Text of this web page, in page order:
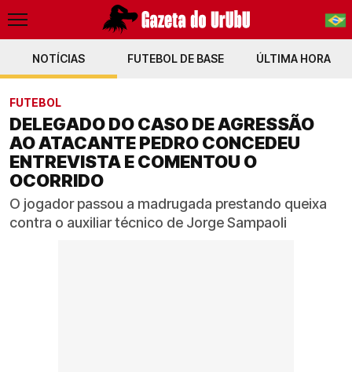
PT-BR
NOTÍCIAS FUTEBOL DE BASE ÚLTIMA HORA
FUTEBOL
DELEGADO DO CASO DE AGRESSÃO
AO ATACANTE PEDRO CONCEDEU
ENTREVISTA E COMENTOU O
OCORRIDO
O jogador passou a madrugada prestando queixa
contra o auxiliar técnico de Jorge Sampaoli